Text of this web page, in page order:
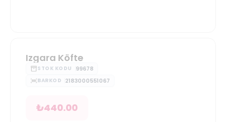
Izgara Köfte
STOK KODU 99678
BARKOD 2183000551067
₺440.00